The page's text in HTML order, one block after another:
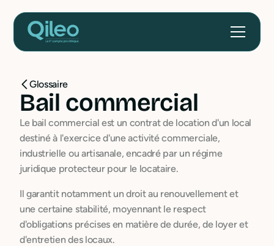
Glossaire
Bail commercial
Le bail commercial est un contrat de location d'un local
destiné à l'exercice d'une activité commerciale,
industrielle ou artisanale, encadré par un régime
juridique protecteur pour le locataire.
Il garantit notamment un droit au renouvellement et
une certaine stabilité, moyennant le respect
d'obligations précises en matière de durée, de loyer et
d'entretien des locaux.